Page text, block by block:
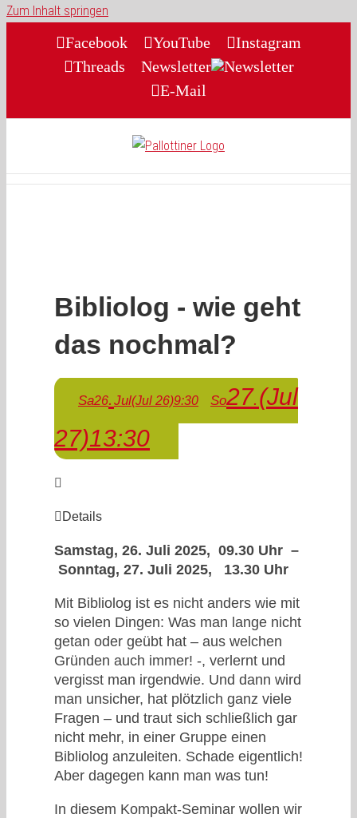
Zum Inhalt springen
Facebook YouTube
Instagram
Threads
Newsletter
E-Mail
Bibliolog - wie geht
das nochmal?
Sa26 Jul(Jul 26)9:30 So27 (Jul
27)13:30
Details
Samstag, 26. Juli 2025, 09.30 Uhr –
Sonntag, 27. Juli 2025, 13.30 Uhr
Mit Bibliolog ist es nicht anders wie mit
so vielen Dingen: Was man lange nicht
getan oder geübt hat – aus welchen
Gründen auch immer! -, verlernt und
vergisst man irgendwie. Und dann wird
man unsicher, hat plötzlich ganz viele
Fragen – und traut sich schließlich gar
nicht mehr, in einer Gruppe einen
Bibliolog anzuleiten. Schade eigentlich!
Aber dagegen kann man was tun!
In diesem Kompakt-Seminar wollen wir